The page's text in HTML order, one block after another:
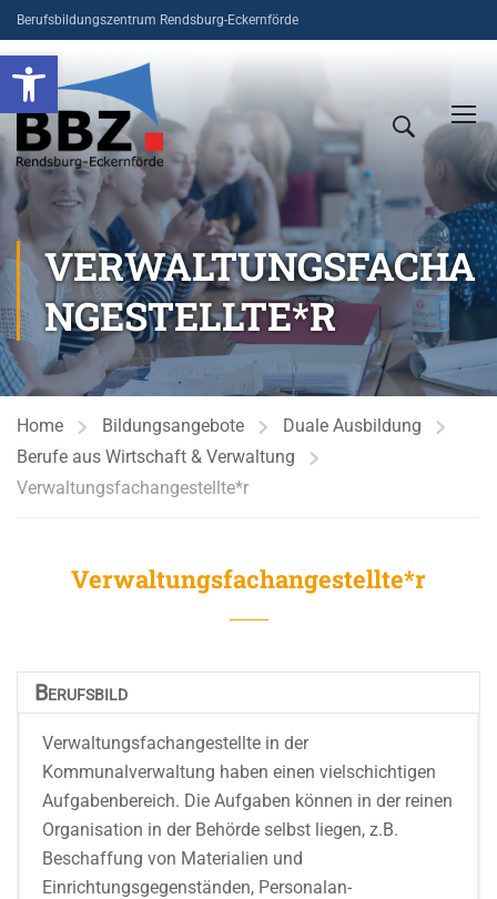
Open toolbar
Berufsbildungszentrum Rendsburg-Eckernförde
VERWALTUNGSFACHA
NGESTELLTE*R
Home Bildungsangebote
Duale Ausbildung
Berufe aus Wirtschaft & Verwaltung
Verwaltungsfachangestellte*r
Verwaltungsfachangestellte*r
Berufsbild
Verwaltungsfachangestellte in der
Kommunalverwaltung haben einen vielschichtigen
Aufgabenbereich. Die Aufgaben können in der reinen
Organisation in der Behörde selbst liegen, z.B.
Beschaffung von Materialien und
Einrichtungsgegenständen, Personalan­